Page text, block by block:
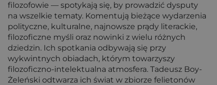
filozofowie — spotykają się, by prowadzić dysputy
na wszelkie tematy. Komentują bieżące wydarzenia
polityczne, kulturalne, najnowsze prądy literackie,
filozoficzne myśli oraz nowinki z wielu różnych
dziedzin. Ich spotkania odbywają się przy
wykwintnych obiadach, którym towarzyszy
filozoficzno-intelektualna atmosfera. Tadeusz Boy-
Żeleński odtwarza ich świat w zbiorze felietonów